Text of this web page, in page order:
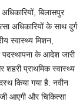
बिलासपुर
अधिकारियों के साथ दुर्ग
स्वास्थ्य मिशन,
पदस्थापना के आदेश जारी
शहरी प्राथमिक स्वास्थ्य
किया गया है. नवीन
आएगी और चिकित्सा